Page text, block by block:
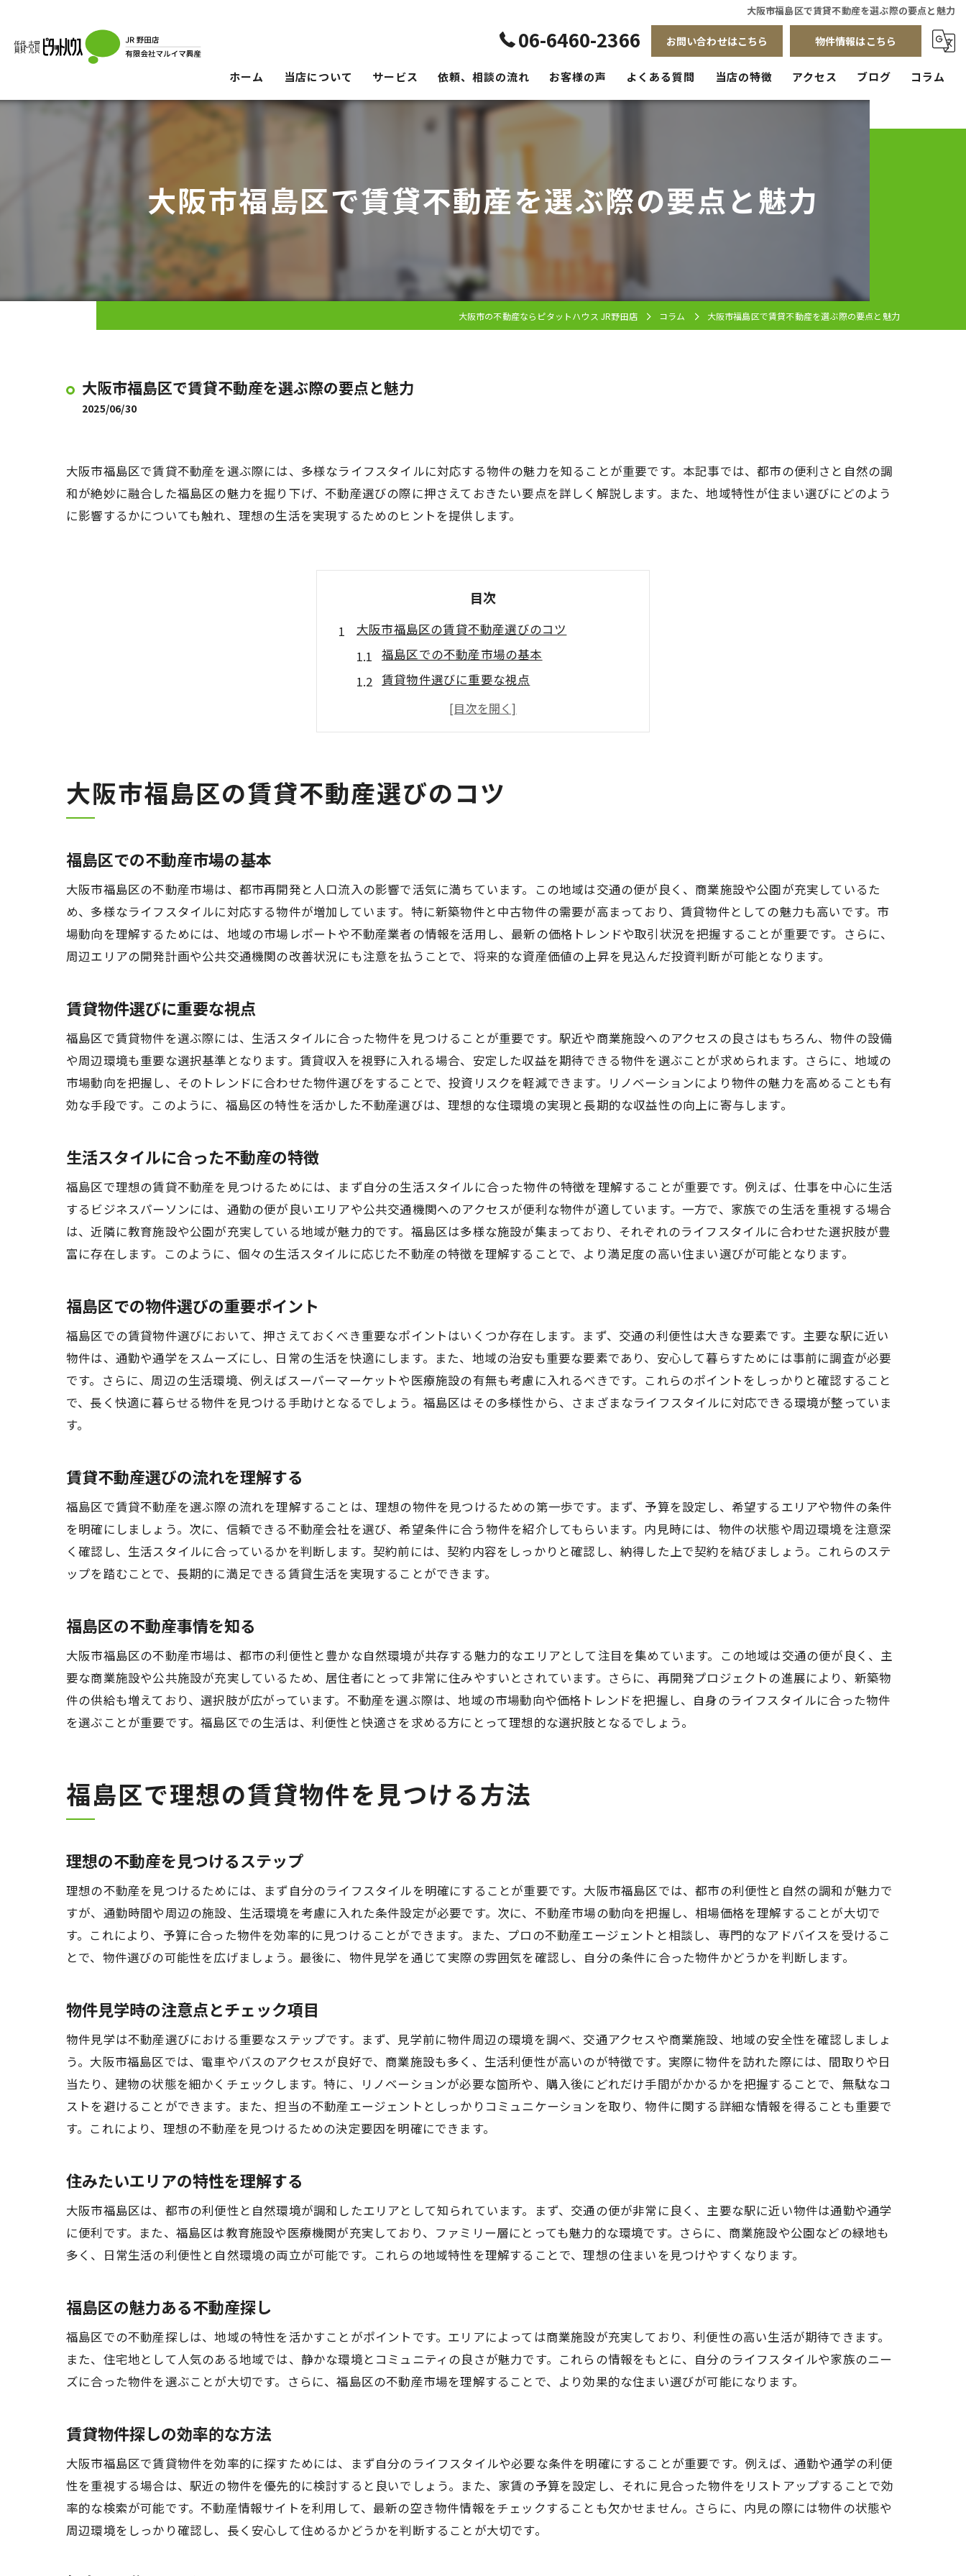
大阪市福島区で賃貸不動産を選ぶ際の要点と魅力
06-6460-2366 お問い合わせはこちら 物件情報はこちら
ホーム 当店について サービス 依頼、相談の流れ お客様の声 よくある質問 当店の特徴
管理
アクセス ブログ コラム
大阪市福島区で賃貸不動産を選ぶ際の要点と魅力
大阪市の不動産ならピタットハウス JR野田店 コラム 大阪市福島区で賃貸不動産を選ぶ際の要点と魅力
大阪市福島区で賃貸不動産を選ぶ際の要点と魅力
2025/06/30
大阪市福島区で賃貸不動産を選ぶ際には、多様なライフスタイルに対応する物件の魅力を知ることが重要です。本記事では、都市の便利さと自然の調
和が絶妙に融合した福島区の魅力を掘り下げ、不動産選びの際に押さえておきたい要点を詳しく解説します。また、地域特性が住まい選びにどのよう
に影響するかについても触れ、理想の生活を実現するためのヒントを提供します。
目次
大阪市福島区の賃貸不動産選びのコツ
福島区での不動産市場の基本
賃貸物件選びに重要な視点
生活スタイルに合った不動産の特徴
福島区での物件選びの重要ポイント
福島区の不動産事情を知る
福島区で理想の賃貸物件を見つける方法
住みたいエリアの特性を理解する
福島区の魅力ある不動産探し
賃貸物件探しの効率的な方法
福島区で住まいを選ぶヒント
不動産選びで重視すべき地域の魅力
福島区で暮らすメリットを考える
不動産市場から見る福島区の魅力
地域特性が不動産に与える影響
賃貸不動産選びで考慮すべき要素
福島区の不動産市場の最新動向
物件選びにおける地域の特性
福島区で賃貸物件を選ぶ秘訣
大阪市福島区での賃貸物件の魅力
賃貸物件の魅力を引き出すポイント
福島区の物件が持つ独自の魅力
賃貸不動産選びで重視すべき魅力
福島区の賃貸不動産市場を徹底解説
福島区の不動産市場の動向を把握
賃貸市場のトレンドを理解する
不動産市場の変化に対応する方法
福島区での賃貸市場の特徴
大阪市福島区で賃貸物件を探す際の注意点
賃貸物件選びで注意すべきポイント
賃貸物件選びの注意点を整理する
福島区で物件探しを成功させる方法
不動産選びの基本的な押さえどころ
福島区での物件選びの重要要素
賃貸不動産選びの必須ポイント
成功する不動産選びの秘訣
大阪市福島区の賃貸不動産選びのコツ
福島区での不動産市場の基本
大阪市福島区の不動産市場は、都市再開発と人口流入の影響で活気に満ちています。この地域は交通の便が良く、商業施設や公園が充実しているた
め、多様なライフスタイルに対応する物件が増加しています。特に新築物件と中古物件の需要が高まっており、賃貸物件としての魅力も高いです。市
場動向を理解するためには、地域の市場レポートや不動産業者の情報を活用し、最新の価格トレンドや取引状況を把握することが重要です。さらに、
周辺エリアの開発計画や公共交通機関の改善状況にも注意を払うことで、将来的な資産価値の上昇を見込んだ投資判断が可能となります。
賃貸物件選びに重要な視点
福島区で賃貸物件を選ぶ際には、生活スタイルに合った物件を見つけることが重要です。駅近や商業施設へのアクセスの良さはもちろん、物件の設備
や周辺環境も重要な選択基準となります。賃貸収入を視野に入れる場合、安定した収益を期待できる物件を選ぶことが求められます。さらに、地域の
市場動向を把握し、そのトレンドに合わせた物件選びをすることで、投資リスクを軽減できます。リノベーションにより物件の魅力を高めることも有
効な手段です。このように、福島区の特性を活かした不動産選びは、理想的な住環境の実現と長期的な収益性の向上に寄与します。
生活スタイルに合った不動産の特徴
福島区で理想の賃貸不動産を見つけるためには、まず自分の生活スタイルに合った物件の特徴を理解することが重要です。例えば、仕事を中心に生活
するビジネスパーソンには、通勤の便が良いエリアや公共交通機関へのアクセスが便利な物件が適しています。一方で、家族での生活を重視する場合
は、近隣に教育施設や公園が充実している地域が魅力的です。福島区は多様な施設が集まっており、それぞれのライフスタイルに合わせた選択肢が豊
富に存在します。このように、個々の生活スタイルに応じた不動産の特徴を理解することで、より満足度の高い住まい選びが可能となります。
福島区での物件選びの重要ポイント
福島区での賃貸物件選びにおいて、押さえておくべき重要なポイントはいくつか存在します。まず、交通の利便性は大きな要素です。主要な駅に近い
物件は、通勤や通学をスムーズにし、日常の生活を快適にします。また、地域の治安も重要な要素であり、安心して暮らすためには事前に調査が必要
です。さらに、周辺の生活環境、例えばスーパーマーケットや医療施設の有無も考慮に入れるべきです。これらのポイントをしっかりと確認すること
で、長く快適に暮らせる物件を見つける手助けとなるでしょう。福島区はその多様性から、さまざまなライフスタイルに対応できる環境が整っていま
す。
賃貸不動産選びの流れを理解する
福島区で賃貸不動産を選ぶ際の流れを理解することは、理想の物件を見つけるための第一歩です。まず、予算を設定し、希望するエリアや物件の条件
を明確にしましょう。次に、信頼できる不動産会社を選び、希望条件に合う物件を紹介してもらいます。内見時には、物件の状態や周辺環境を注意深
く確認し、生活スタイルに合っているかを判断します。契約前には、契約内容をしっかりと確認し、納得した上で契約を結びましょう。これらのステ
ップを踏むことで、長期的に満足できる賃貸生活を実現することができます。
福島区の不動産事情を知る
大阪市福島区の不動産市場は、都市の利便性と豊かな自然環境が共存する魅力的なエリアとして注目を集めています。この地域は交通の便が良く、主
要な商業施設や公共施設が充実しているため、居住者にとって非常に住みやすいとされています。さらに、再開発プロジェクトの進展により、新築物
件の供給も増えており、選択肢が広がっています。不動産を選ぶ際は、地域の市場動向や価格トレンドを把握し、自身のライフスタイルに合った物件
を選ぶことが重要です。福島区での生活は、利便性と快適さを求める方にとって理想的な選択肢となるでしょう。
福島区で理想の賃貸物件を見つける方法
理想の不動産を見つけるステップ
理想の不動産を見つけるためには、まず自分のライフスタイルを明確にすることが重要です。大阪市福島区では、都市の利便性と自然の調和が魅力で
すが、通勤時間や周辺の施設、生活環境を考慮に入れた条件設定が必要です。次に、不動産市場の動向を把握し、相場価格を理解することが大切で
す。これにより、予算に合った物件を効率的に見つけることができます。また、プロの不動産エージェントと相談し、専門的なアドバイスを受けるこ
とで、物件選びの可能性を広げましょう。最後に、物件見学を通じて実際の雰囲気を確認し、自分の条件に合った物件かどうかを判断します。
物件見学時の注意点とチェック項目
物件見学は不動産選びにおける重要なステップです。まず、見学前に物件周辺の環境を調べ、交通アクセスや商業施設、地域の安全性を確認しましょ
う。大阪市福島区では、電車やバスのアクセスが良好で、商業施設も多く、生活利便性が高いのが特徴です。実際に物件を訪れた際には、間取りや日
当たり、建物の状態を細かくチェックします。特に、リノベーションが必要な箇所や、購入後にどれだけ手間がかかるかを把握することで、無駄なコ
ストを避けることができます。また、担当の不動産エージェントとしっかりコミュニケーションを取り、物件に関する詳細な情報を得ることも重要で
す。これにより、理想の不動産を見つけるための決定要因を明確にできます。
住みたいエリアの特性を理解する
大阪市福島区は、都市の利便性と自然環境が調和したエリアとして知られています。まず、交通の便が非常に良く、主要な駅に近い物件は通勤や通学
に便利です。また、福島区は教育施設や医療機関が充実しており、ファミリー層にとっても魅力的な環境です。さらに、商業施設や公園などの緑地も
多く、日常生活の利便性と自然環境の両立が可能です。これらの地域特性を理解することで、理想の住まいを見つけやすくなります。
福島区の魅力ある不動産探し
福島区での不動産探しは、地域の特性を活かすことがポイントです。エリアによっては商業施設が充実しており、利便性の高い生活が期待できます。
また、住宅地として人気のある地域では、静かな環境とコミュニティの良さが魅力です。これらの情報をもとに、自分のライフスタイルや家族のニー
ズに合った物件を選ぶことが大切です。さらに、福島区の不動産市場を理解することで、より効果的な住まい選びが可能になります。
賃貸物件探しの効率的な方法
大阪市福島区で賃貸物件を効率的に探すためには、まず自分のライフスタイルや必要な条件を明確にすることが重要です。例えば、通勤や通学の利便
性を重視する場合は、駅近の物件を優先的に検討すると良いでしょう。また、家賃の予算を設定し、それに見合った物件をリストアップすることで効
率的な検索が可能です。不動産情報サイトを利用して、最新の空き物件情報をチェックすることも欠かせません。さらに、内見の際には物件の状態や
周辺環境をしっかり確認し、長く安心して住めるかどうかを判断することが大切です。